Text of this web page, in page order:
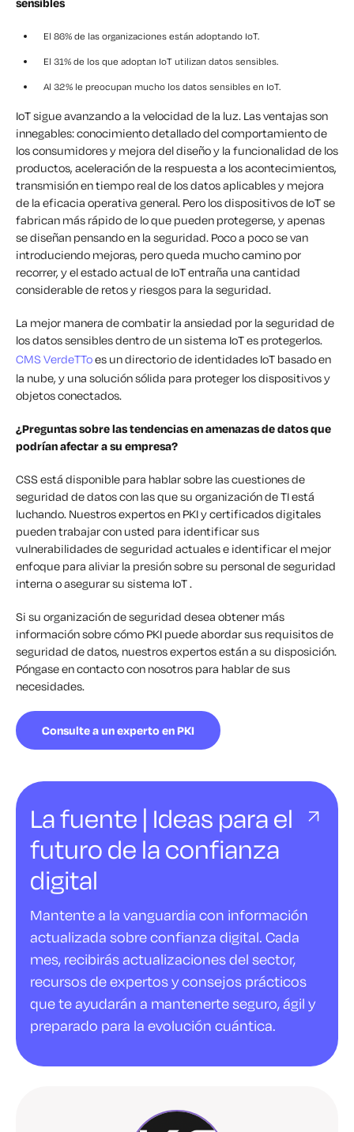
El 86% de las organizaciones están adoptando IoT.
El 31% de los que adoptan IoT utilizan datos sensibles.
Al 32% le preocupan mucho los datos sensibles en IoT.
IoT sigue avanzando a la velocidad de la luz. Las ventajas son
innegables: conocimiento detallado del comportamiento de
los consumidores y mejora del diseño y la funcionalidad de los
productos, aceleración de la respuesta a los acontecimientos,
transmisión en tiempo real de los datos aplicables y mejora
de la eficacia operativa general. Pero los dispositivos de IoT se
fabrican más rápido de lo que pueden protegerse, y apenas
se diseñan pensando en la seguridad. Poco a poco se van
introduciendo mejoras, pero queda mucho camino por
recorrer, y el estado actual de IoT entraña una cantidad
considerable de retos y riesgos para la seguridad.
La mejor manera de combatir la ansiedad por la seguridad de
los datos sensibles dentro de un sistema IoT es protegerlos.
CMS VerdeTToes un directorio de identidades IoT basado en
la nube, y una solución sólida para proteger los dispositivos y
objetos conectados.
¿Preguntas sobre las tendencias en amenazas de datos que
podrían afectar a su empresa?
CSS está disponible para hablar sobre las cuestiones de
seguridad de datos con las que su organización de TI está
luchando. Nuestros expertos en PKI y certificados digitales
pueden trabajar con usted para identificar sus
vulnerabilidades de seguridad actuales e identificar el mejor
enfoque para aliviar la presión sobre su personal de seguridad
interna o asegurar su sistema IoT .
Si su organización de seguridad desea obtener más
información sobre cómo PKI puede abordar sus requisitos de
seguridad de datos, nuestros expertos están a su disposición.
Póngase en contacto con nosotros para hablar de sus
necesidades.
Consulte a un experto en PKI
La fuente | Ideas para el
futuro de la confianza
digital
Mantente a la vanguardia con información
actualizada sobre confianza digital. Cada
mes, recibirás actualizaciones del sector,
recursos de expertos y consejos prácticos
que te ayudarán a mantenerte seguro, ágil y
preparado para la evolución cuántica.